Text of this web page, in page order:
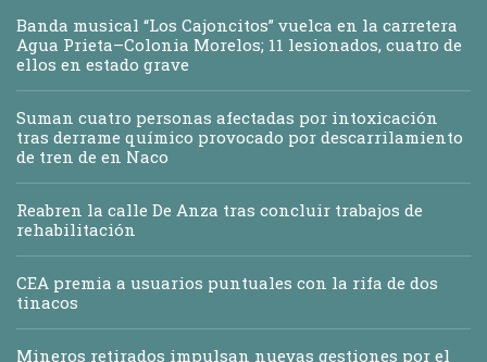
Banda musical “Los Cajoncitos” vuelca en la carretera
Agua Prieta–Colonia Morelos; 11 lesionados, cuatro de
ellos en estado grave
Suman cuatro personas afectadas por intoxicación
tras derrame químico provocado por descarrilamiento
de tren de en Naco
Reabren la calle De Anza tras concluir trabajos de
rehabilitación
CEA premia a usuarios puntuales con la rifa de dos
tinacos
Mineros retirados impulsan nuevas gestiones por el